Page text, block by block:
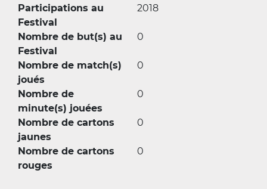
Participations au
Festival
2018
Nombre de but(s) au
Festival
0
Nombre de match(s)
joués
0
Nombre de
minute(s) jouées
0
Nombre de cartons
jaunes
0
Nombre de cartons
rouges
0